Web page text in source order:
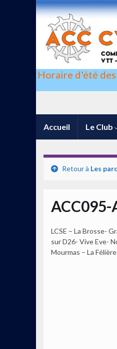
Horaire d'été
Accueil Le Club
Retour à Les
ACC095-
LCSE – La Brosse-
sur D26- Vive Eve-
Mourmas – La